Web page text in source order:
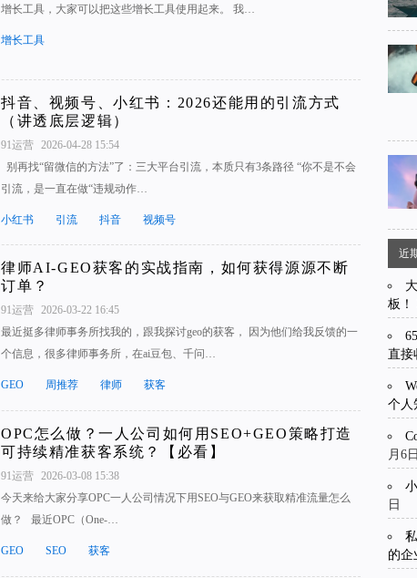
增长工具，大家可以把这些增长工具使用起来。 我…
增长工具
抖音、视频号、小红书：2026还能用的引流方式
（讲透底层逻辑）
91运营
2026-04-28 15:54
别再找“留微信的方法”了：三大平台引流，本质只有3条路径 “你不是不会
引流，是一直在做“违规动作…
小红书 引流 抖音 视频号
律师AI-GEO获客的实战指南，如何获得源源不断
订单？
91运营 2026-03-22 16:45
最近挺多律师事务所找我的，跟我探讨geo的获客， 因为他们给我反馈的一
个信息，很多律师事务所，在ai豆包、千问…
GEO 周推荐 律师 获客
OPC怎么做？一人公司如何用SEO+GEO策略打造
可持续精准获客系统？【必看】
91运营 2026-03-08 15:38
今天来给大家分享OPC一人公司情况下用SEO与GEO来获取精准流量怎么
做？ 最近OPC（One-…
GEO SEO 获客
近
板！
直接
个人
月6日
日
的企